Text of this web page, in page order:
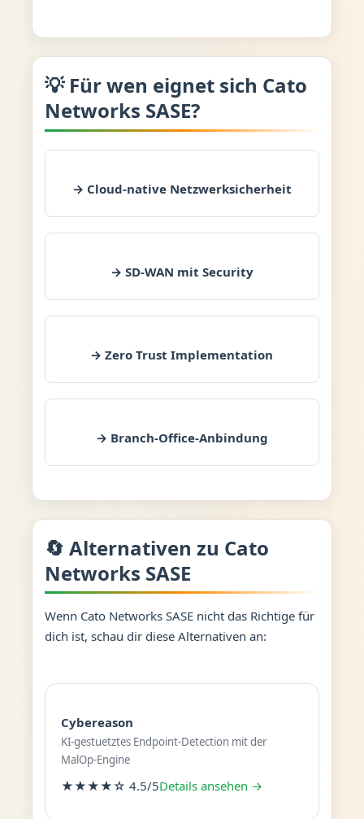
💡 Für wen eignet sich Cato
Networks SASE?
→ Cloud-native Netzwerksicherheit
→ SD-WAN mit Security
→ Zero Trust Implementation
→ Branch-Office-Anbindung
🔄 Alternativen zu Cato
Networks SASE
Wenn Cato Networks SASE nicht das Richtige für
dich ist, schau dir diese Alternativen an:
Cybereason
KI-gestuetztes Endpoint-Detection mit der
MalOp-Engine
★★★★☆ 4.5/5Details ansehen →